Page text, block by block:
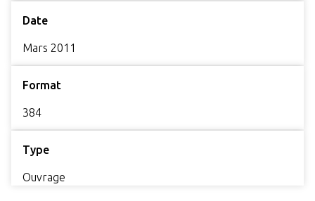
Date
Mars 2011
Format
384
Type
Ouvrage